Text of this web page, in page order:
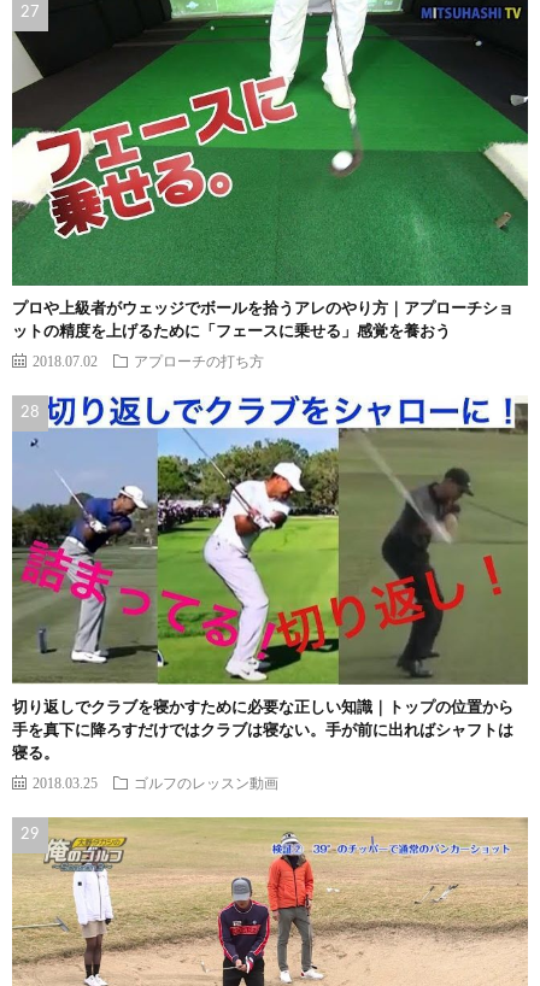
プロや上級者がウェッジでボールを拾うアレのやり方｜アプローチショ
ットの精度を上げるために「フェースに乗せる」感覚を養おう
2018.07.02 アプローチの打ち方
切り返しでクラブを寝かすために必要な正しい知識｜トップの位置から
手を真下に降ろすだけではクラブは寝ない。手が前に出ればシャフトは
寝る。
2018.03.25 ゴルフのレッスン動画